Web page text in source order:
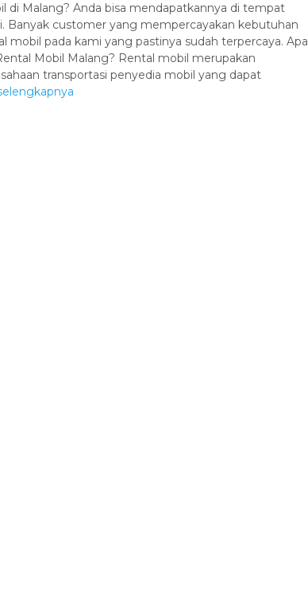
di Malang? Anda bisa mendapatkannya di tempat
Banyak customer yang mempercayakan kebutuhan
mobil pada kami yang pastinya sudah terpercaya. Apa
Mobil Malang? Rental mobil merupakan
transportasi penyedia mobil yang dapat